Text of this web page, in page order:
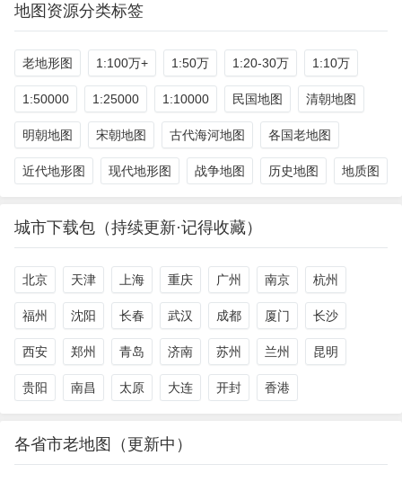
地图资源分类标签
老地形图 1:100万+ 1:50万 1:20-30万 1:10万
1:50000 1:25000 1:10000 民国地图 清朝地图
明朝地图 宋朝地图 古代海河地图 各国老地图
近代地形图 现代地形图 战争地图 历史地图 地质图
城市下载包（持续更新·记得收藏）
北京 天津 上海 重庆 广州 南京 杭州
福州 沈阳 长春 武汉 成都 厦门 长沙
西安 郑州 青岛 济南 苏州 兰州 昆明
贵阳 南昌 太原 大连 开封 香港
各省市老地图（更新中）